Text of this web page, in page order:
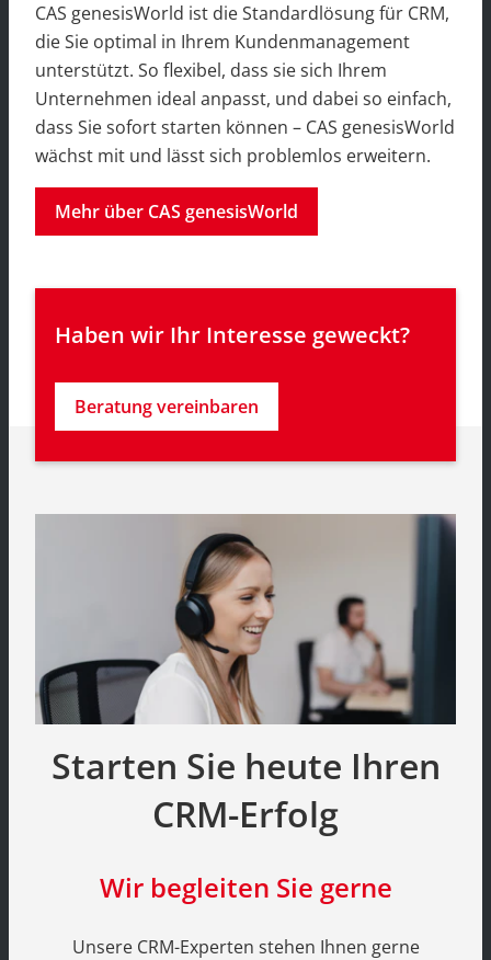
CAS genesisWorld ist die Standardlösung für CRM,
die Sie optimal in Ihrem Kundenmanagement
unterstützt. So flexibel, dass sie sich Ihrem
Unternehmen ideal anpasst, und dabei so einfach,
dass Sie sofort starten können – CAS genesisWorld
wächst mit und lässt sich problemlos erweitern.
Mehr über CAS genesisWorld
Haben wir Ihr Interesse geweckt?
Beratung vereinbaren
Starten Sie heute Ihren
CRM-Erfolg
Wir begleiten Sie gerne
Unsere CRM-Experten stehen Ihnen gerne